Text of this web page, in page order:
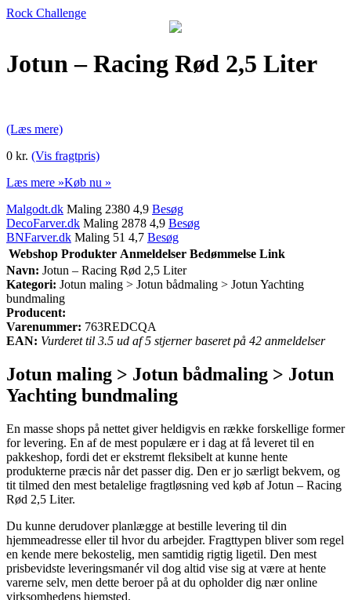
Rock Challenge
Jotun – Racing Rød 2,5 Liter
(Læs mere)
0 kr. (Vis fragtpris)
Læs mere »Køb nu »
Malgodt.dk Maling 2380 4,9 Besøg
DecoFarver.dk Maling 2878 4,9 Besøg
BNFarver.dk Maling 51 4,7 Besøg
Webshop Produkter Anmeldelser Bedømmelse Link
Navn: Jotun – Racing Rød 2,5 Liter
Kategori: Jotun maling > Jotun bådmaling > Jotun Yachting
bundmaling
Producent:
Varenummer: 763REDCQA
EAN: Vurderet til 3.5 ud af 5 stjerner baseret på 42 anmeldelser
Jotun maling > Jotun bådmaling > Jotun
Yachting bundmaling
En masse shops på nettet giver heldigvis en række forskellige former
for levering. En af de mest populære er i dag at få leveret til en
pakkeshop, fordi det er ekstremt fleksibelt at kunne hente
produkterne præcis når det passer dig. Den er jo særligt bekvem, og
tit tilmed den mest betalelige fragtløsning ved køb af Jotun – Racing
Rød 2,5 Liter.
Du kunne derudover planlægge at bestille levering til din
hjemmeadresse eller til hvor du arbejder. Fragttypen bliver som regel
en kende mere bekostelig, men samtidig rigtig ligetil. Den mest
prisbevidste leveringsmanér vil dog altid vise sig at være at hente
varerne selv, men dette beroer på at du opholder dig nær online
virksomhedens hjemsted.